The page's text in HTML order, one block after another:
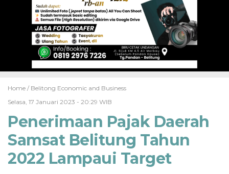
Home / Belitong Economic and Business
Selasa, 17 Januari 2023 - 20:29 WIB
Penerimaan Pajak Daerah
Samsat Belitung Tahun
2022 Lampaui Target